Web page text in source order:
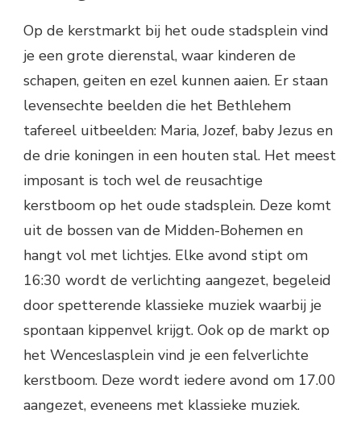
Op de kerstmarkt bij het oude stadsplein vind
je een grote dierenstal, waar kinderen de
schapen, geiten en ezel kunnen aaien. Er staan
levensechte beelden die het Bethlehem
tafereel uitbeelden: Maria, Jozef, baby Jezus en
de drie koningen in een houten stal. Het meest
imposant is toch wel de reusachtige
kerstboom op het oude stadsplein. Deze komt
uit de bossen van de Midden-Bohemen en
hangt vol met lichtjes. Elke avond stipt om
16:30 wordt de verlichting aangezet, begeleid
door spetterende klassieke muziek waarbij je
spontaan kippenvel krijgt. Ook op de markt op
het Wenceslasplein vind je een felverlichte
kerstboom. Deze wordt iedere avond om 17.00
aangezet, eveneens met klassieke muziek.